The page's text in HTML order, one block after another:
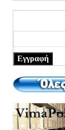
Εγγραφή